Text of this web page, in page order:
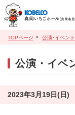
TOPページ 公演･イベン
公演・イベ
2023年3月19日(日)